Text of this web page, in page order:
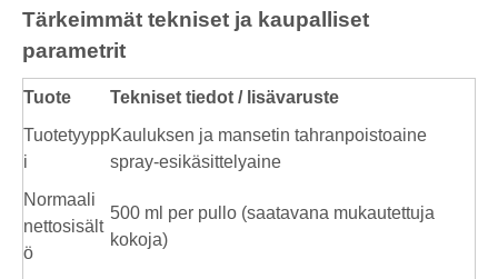
Tärkeimmät tekniset ja kaupalliset
parametrit
Tuote
Tekniset tiedot / lisävaruste
Tuotetyypp
i
Kauluksen ja mansetin tahranpoistoaine
spray-esikäsittelyaine
Normaali
nettosisält
ö
500 ml per pullo (saatavana mukautettuja
kokoja)